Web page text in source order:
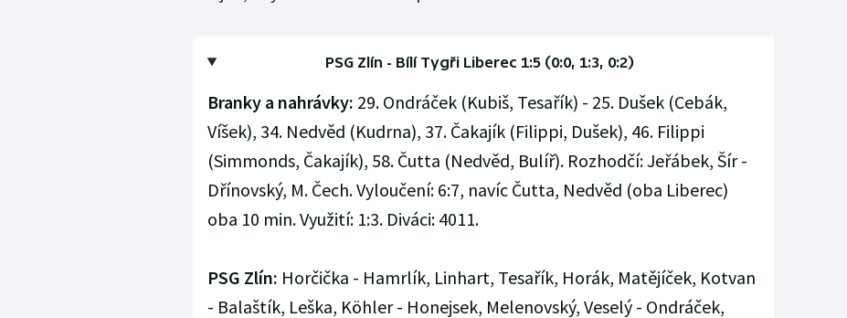
PSG Zlín - Bílí Tygři Liberec 1:5 (0:0, 1:3, 0:2)
Branky a nahrávky: 29. Ondráček (Kubiš, Tesařík) - 25. Dušek (Cebák,
Víšek), 34. Nedvěd (Kudrna), 37. Čakajík (Filippi, Dušek), 46. Filippi
(Simmonds, Čakajík), 58. Čutta (Nedvěd, Bulíř). Rozhodčí: Jeřábek, Šír -
Dřínovský, M. Čech. Vyloučení: 6:7, navíc Čutta, Nedvěd (oba Liberec)
oba 10 min. Využití: 1:3. Diváci: 4011.
PSG Zlín: Horčička - Hamrlík, Linhart, Tesařík, Horák, Matějíček, Kotvan
- Balaštík, Leška, Köhler - Honejsek, Melenovský, Veselý - Ondráček,